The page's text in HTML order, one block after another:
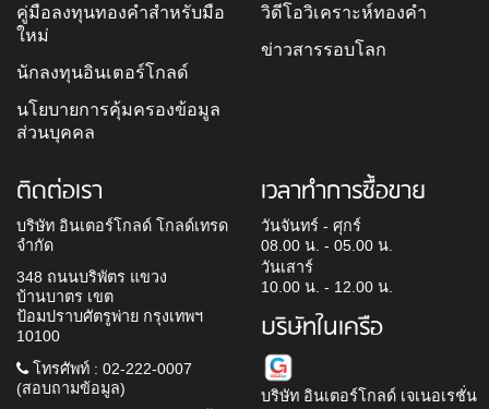
คู่มือลงทุนทองคำสำหรับมือ
ใหม่
นักลงทุนอินเตอร์โกลด์
นโยบายการคุ้มครองข้อมูล
ส่วนบุคคล
วิดีโอวิเคราะห์ทองคำ
ข่าวสารรอบโลก
ติดต่อเรา
บริษัท อินเตอร์โกลด์ โกลด์เทรด
จำกัด
348 ถนนบริพัตร แขวง
บ้านบาตร เขต
ป้อมปราบศัตรูพ่าย กรุงเทพฯ
10100
โทรศัพท์ : 02-222-0007
(สอบถามข้อมูล)
เวลาทำการซื้อขาย
วันจันทร์ - ศุกร์
08.00 น. - 05.00 น.
วันเสาร์
10.00 น. - 12.00 น.
บริษัทในเครือ
บริษัท อินเตอร์โกลด์ เจเนอเรชั่น